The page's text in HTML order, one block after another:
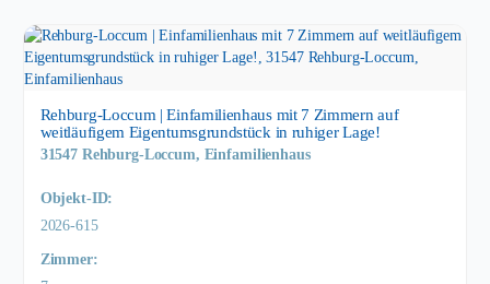
Rehburg-Loccum | Einfamilienhaus mit 7 Zimmern auf
weitläufigem Eigentumsgrundstück in ruhiger Lage!
31547 Rehburg-Loccum, Einfamilienhaus
Objekt-ID:
2026-615
Zimmer: